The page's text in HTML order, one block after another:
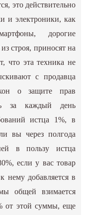
это действительно
и электроники, как
дорогие
строя, приносят на
что эта техника не
с продавца
о защите прав
за каждый день
истца 1%, в
вы через полгода
в пользу истца
если у вас товар
нему добавляется в
общей взимается
от этой суммы, еще